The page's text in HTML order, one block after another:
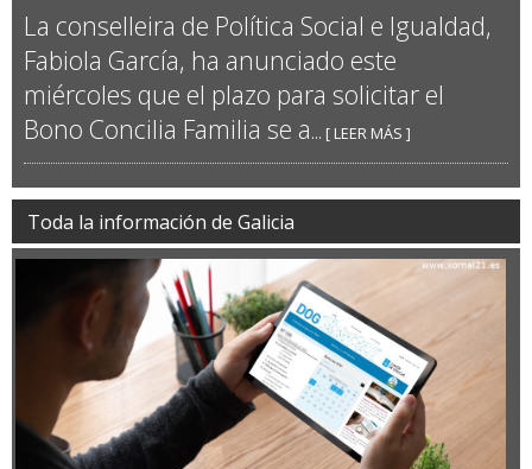
La conselleira de Política Social e Igualdad,
Fabiola García, ha anunciado este
miércoles que el plazo para solicitar el
Bono Concilia Familia se a... [ LEER MÁS ]
Toda la información de Galicia